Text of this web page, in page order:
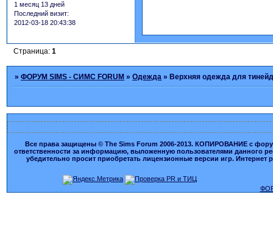
1 месяц 13 дней
Последний визит:
2012-03-18 20:43:38
Страница:1
»ФОРУМ SIMS - СИМС FORUM »Одежда »Верхняя одежда для
Все права защищены © The Sims Forum 2006-2013. КОПИРОВАНИЕ с
ответственности за информацию, выложенную пользователями данного
убедительно просит приобретать лицензионные версии игр.